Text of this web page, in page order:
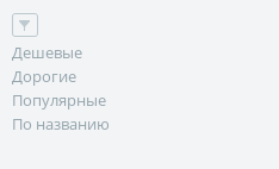
Дешевые
Дорогие
Популярные
По названию